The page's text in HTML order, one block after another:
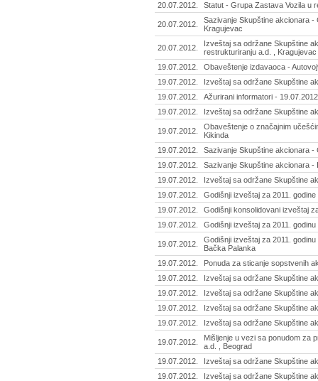
20.07.2012.
Statut - Grupa Zastava Vozila u
20.07.2012.
Sazivanje Skupštine akcionara
Kragujevac
20.07.2012.
Izveštaj sa održane Skupštine
restrukturiranju a.d. , Kragujevac
19.07.2012.
Obaveštenje izdavaoca -
19.07.2012.
Izveštaj sa održane Skupštine
19.07.2012.
Ažurirani informatori - 19.07.2012
19.07.2012.
Izveštaj sa održane Skupštine
19.07.2012.
Obaveštenje o značajnim
Kikinda
19.07.2012.
Sazivanje Skupštine akcionara -
19.07.2012.
Sazivanje Skupštine akcionara -
19.07.2012.
Izveštaj sa održane Skupštine
19.07.2012.
Godišnji izveštaj za 2011.
19.07.2012.
Godišnji konsolidovani izveštaj
19.07.2012.
Godišnji izveštaj za 2011.
19.07.2012.
Godišnji izveštaj za 2011.
Bačka Palanka
19.07.2012.
Ponuda za sticanje sopstvenih
19.07.2012.
Izveštaj sa održane Skupštine
19.07.2012.
Izveštaj sa održane Skupštine
19.07.2012.
Izveštaj sa održane Skupštine
19.07.2012.
Izveštaj sa održane Skupštine
19.07.2012.
Mišljenje u vezi sa ponudom za
a.d. , Beograd
19.07.2012.
Izveštaj sa održane Skupštine
19.07.2012.
Izveštaj sa održane Skupštine